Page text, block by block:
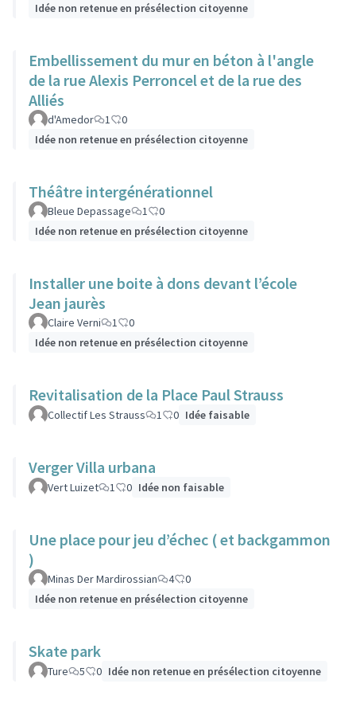
Idée non retenue en présélection citoyenne
Embellissement du mur en béton à l'angle
de la rue Alexis Perroncel et de la rue des
Alliés
d'Amedor 1
0
Idée non retenue en présélection citoyenne
Théâtre intergénérationnel
Bleue Depassage 1
0
Idée non retenue en présélection citoyenne
Installer une boite à dons devant l’école
Jean jaurès
Claire Verni 1
0
Idée non retenue en présélection citoyenne
Revitalisation de la Place Paul Strauss
Collectif Les Strauss 1 0 Idée faisable
Verger Villa urbana
Vert Luizet 1 0 Idée non faisable
Une place pour jeu d’échec ( et backgammon
)
Minas Der Mardirossian 4
0
Idée non retenue en présélection citoyenne
Skate park
Ture 5 0 Idée non retenue en présélection citoyenne